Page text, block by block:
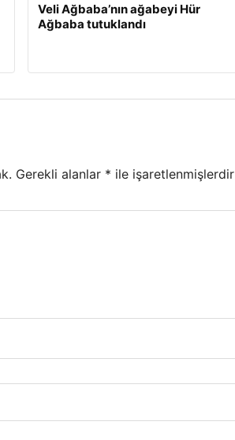
Veli Ağbaba’nın ağabeyi Hür
Ağbaba tutuklandı
Gerekli alanlar * ile işaretlenmişlerdir